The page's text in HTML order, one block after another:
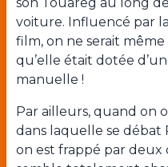
voiture. Influencé par
film, on ne serait
qu’elle était dotée
manuelle !
Par ailleurs, quand on
dans laquelle se débat
on est frappé par deux